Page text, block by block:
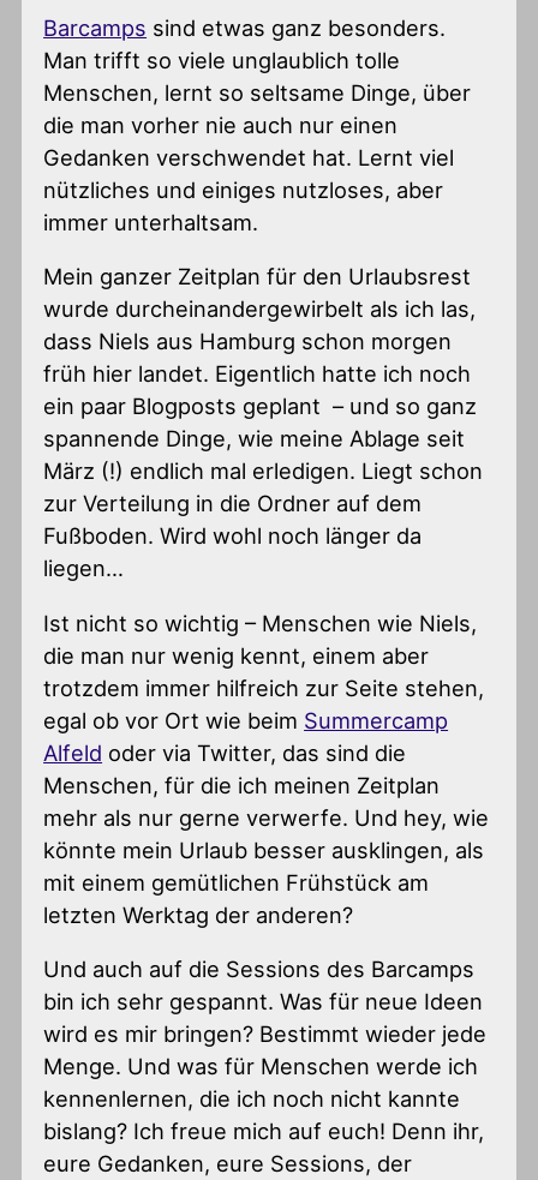
Barcamps sind etwas ganz besonders.
Man trifft so viele unglaublich tolle
Menschen, lernt so seltsame Dinge, über
die man vorher nie auch nur einen
Gedanken verschwendet hat. Lernt viel
nützliches und einiges nutzloses, aber
immer unterhaltsam.
Mein ganzer Zeitplan für den Urlaubsrest
wurde durcheinandergewirbelt als ich las,
dass Niels aus Hamburg schon morgen
früh hier landet. Eigentlich hatte ich noch
ein paar Blogposts geplant – und so ganz
spannende Dinge, wie meine Ablage seit
März (!) endlich mal erledigen. Liegt schon
zur Verteilung in die Ordner auf dem
Fußboden. Wird wohl noch länger da
liegen…
Ist nicht so wichtig – Menschen wie Niels,
die man nur wenig kennt, einem aber
trotzdem immer hilfreich zur Seite stehen,
egal ob vor Ort wie beim Summercamp
Alfeld oder via Twitter, das sind die
Menschen, für die ich meinen Zeitplan
mehr als nur gerne verwerfe. Und hey, wie
könnte mein Urlaub besser ausklingen, als
mit einem gemütlichen Frühstück am
letzten Werktag der anderen?
Und auch auf die Sessions des Barcamps
bin ich sehr gespannt. Was für neue Ideen
wird es mir bringen? Bestimmt wieder jede
Menge. Und was für Menschen werde ich
kennenlernen, die ich noch nicht kannte
bislang? Ich freue mich auf euch! Denn ihr,
eure Gedanken, eure Sessions, der